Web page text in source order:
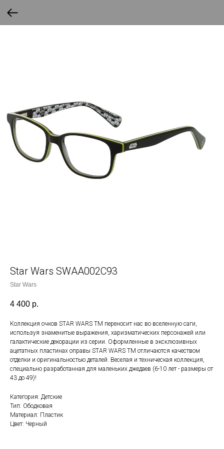
Star Wars SWAA002C93
Star Wars
4 400 р.
Коллекция очков STAR WARS TM переносит нас во вселенную саги,
используя знаменитые выражения, харизматических персонажей или
галактические декорации из серии. Оформленные в эксклюзивных
ацетатных пластинах оправы STAR WARS TM отличаются качеством
отделки и оригинальностью деталей. Веселая и техническая коллекция,
специально разработанная для маленьких джедаев (6-10 лет - размеры от
43 до 49)!
Категория: Детские
Тип: Ободковая
Материал: Пластик
Цвет: Черный